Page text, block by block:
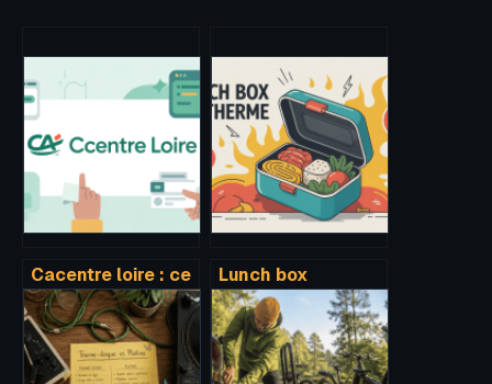
Cacentre loire : ce
qu’il faut savoir
sur votre espace
en ligne cace
Lunch box
isotherme : bien
choisir, utiliser et
conserver vos
repas au frais